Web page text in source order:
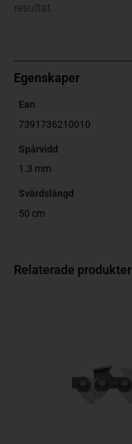
resultat.
Egenskaper
Ean
7391736210010
Spårvidd
1.3 mm
Svärdslängd
50 cm
Relaterade produkter